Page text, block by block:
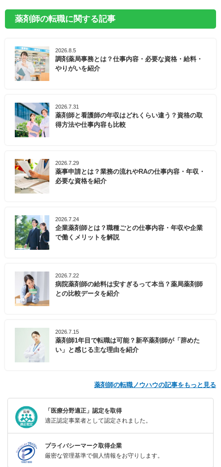
薬剤師の転職に関する記事
2026.8.5
調剤薬局事務とは？仕事内容・必要な資格・給料・
やりがいを紹介
2026.7.31
薬剤師と看護師の年収はどれくらい違う？資格の取
得方法や仕事内容も比較
2026.7.29
薬事申請とは？業務の流れやRAの仕事内容・年収・
必要な資格を紹介
2026.7.24
企業薬剤師とは？職種ごとの仕事内容・年収や企業
で働くメリットを解説
2026.7.22
病院薬剤師の給料は安すぎるって本当？薬局薬剤師
との比較データを紹介
2026.7.15
薬剤師1年目で転職は可能？新卒薬剤師が「辞めた
い」と感じる主な理由を紹介
薬剤師の転職ノウハウの記事をもっと見る
「医療分野適正」認定を取得
適正認定事業者として認定されました。
プライバシーマーク取得企業
厳密な管理基準で個人情報をお守りします。